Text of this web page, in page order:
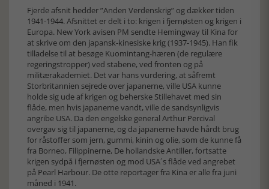
Fjerde afsnit hedder ”Anden Verdenskrig” og dækker tiden
1941-1944. Afsnittet er delt i to: krigen i fjernøsten og krigen i
Europa. New York avisen PM sendte Hemingway til Kina for
at skrive om den japansk-kinesiske krig (1937-1945). Han fik
tilladelse til at besøge Kuomintang-hæren (de regulære
regeringstropper) ved stabene, ved fronten og på
militærakademiet. Det var hans vurdering, at såfremt
Storbritannien sejrede over japanerne, ville USA kunne
holde sig ude af krigen og beherske Stillehavet med sin
flåde, men hvis japanerne vandt, ville de sandsynligvis
angribe USA. Da den engelske general Arthur Percival
overgav sig til japanerne, og da japanerne havde hårdt brug
for råstoffer som jern, gummi, kinin og olie, som de kunne få
fra Borneo, Filippinerne, De hollandske Antiller, fortsatte
krigen sydpå i fjernøsten og mod USA´s flåde ved angrebet
på Pearl Harbour. De otte reportager fra Kina er alle fra juni
måned i 1941.